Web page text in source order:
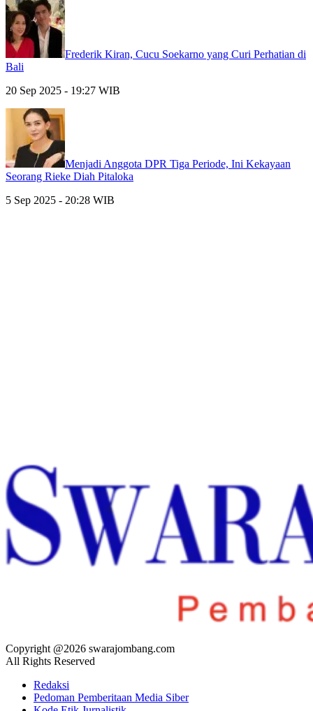
Frederik Kiran, Cucu Soekarno yang Curi Perhatian di
Bali
20 Sep 2025 - 19:27 WIB
Menjadi Anggota DPR Tiga Periode, Ini Kekayaan
Seorang Rieke Diah Pitaloka
5 Sep 2025 - 20:28 WIB
Copyright @2026 swarajombang.com
All Rights Reserved
Redaksi
Pedoman Pemberitaan Media Siber